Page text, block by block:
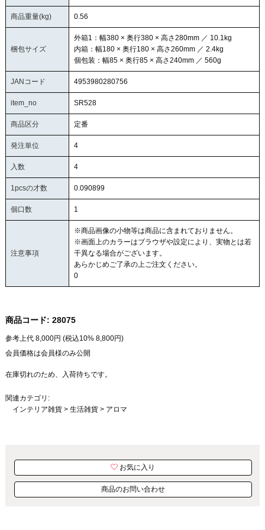
商品重量(kg) 0.56
梱包サイズ
外箱1：幅380 × 奥行380 × 高さ280mm ／ 10.1kg
内箱：幅180 × 奥行180 × 高さ260mm ／ 2.4kg
個包装：幅85 × 奥行85 × 高さ240mm ／ 560g
JANコード 4953980280756
item_no SR528
商品区分 定番
発注単位 4
入数 4
1pcsの才数 0.090899
個口数 1
注意事項
※商品画像の小物等は商品に含まれておりません。
※画面上のカラーはブラウザや設定により、実物とは若
干異なる場合がございます。
あらかじめご了承の上ご注文ください。
0
商品コード: 28075
参考上代 8,000円 (税込10% 8,800円)
会員価格は会員様のみ公開
在庫切れのため、入荷待ちです。
関連カテゴリ:
インテリア雑貨> 生活雑貨> アロマ
お気に入り
商品のお問い合わせ